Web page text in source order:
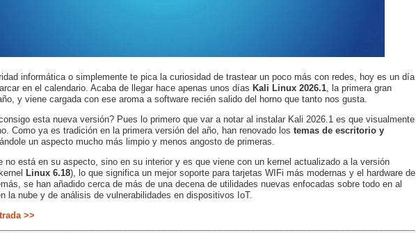
informática o simplemente te pica la curiosidad de trastear un poco más con redes, hoy es un día
en el calendario. Acaba de llegar hace apenas unos días Kali Linux 2026.1 , la primera gran
y viene cargada con ese aroma a software recién salido del horno que tanto nos gusta.
esta nueva versión? Pues lo primero que var a notar al instalar Kali 2026.1 es que visualmente
Como ya es tradición en la primera versión del año, han renovado los temas de escritorio y
un aspecto mucho más limpio y menos angosto de primeras.
no está en su aspecto, sino en su interior y es que viene con un kernel actualizado a la versión
Linux 6.18), lo que significa un mejor soporte para tarjetas WIFi más modernas y el hardware de
se han añadido cerca de más de una decena de utilidades nuevas enfocadas sobre todo en al
la nube y de análisis de vulnerabilidades en dispositivos IoT.
>>